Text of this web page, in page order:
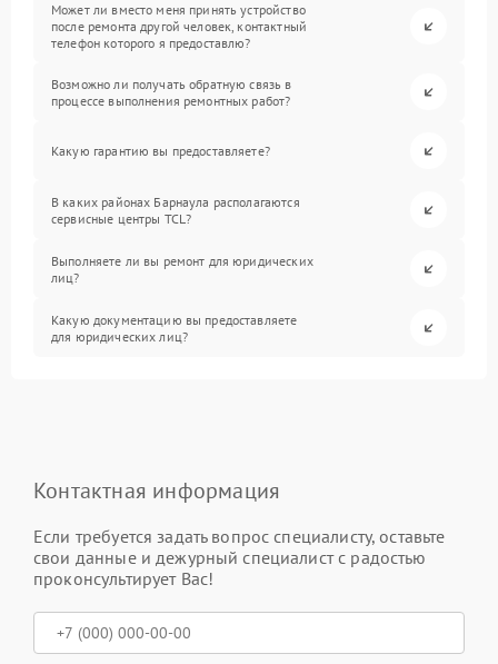
Может ли вместо меня принять устройство
после ремонта другой человек, контактный
телефон которого я предоставлю?
Возможно ли получать обратную связь в
процессе выполнения ремонтных работ?
Какую гарантию вы предоставляете?
В каких районах Барнаула располагаются
сервисные центры TCL?
Выполняете ли вы ремонт для юридических
лиц?
Какую документацию вы предоставляете
для юридических лиц?
Контактная информация
Если требуется задать вопрос специалисту, оставьте
свои данные и дежурный специалист с радостью
проконсультирует Вас!